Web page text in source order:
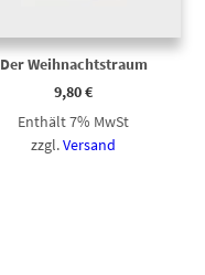
Der Weihnachtstraum
9,80€
Enthält 7% MwSt
zzgl.Versand